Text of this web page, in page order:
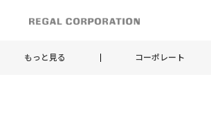
もっと見る コーポレート